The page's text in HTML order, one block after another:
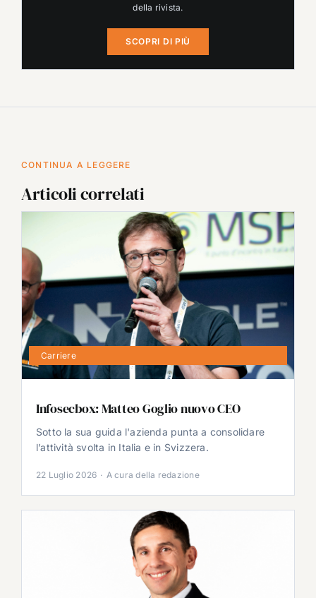
della rivista.
SCOPRI DI PIÙ
CONTINUA A LEGGERE
Articoli correlati
Carriere
Infosecbox: Matteo Goglio nuovo CEO
Sotto la sua guida l'azienda punta a consolidare
l’attività svolta in Italia e in Svizzera.
22 Luglio 2026 · A cura della redazione